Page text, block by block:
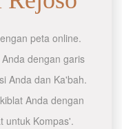
peta online.
dengan garis
Anda dan Ka'bah.
Anda dengan
untuk Kompas'.